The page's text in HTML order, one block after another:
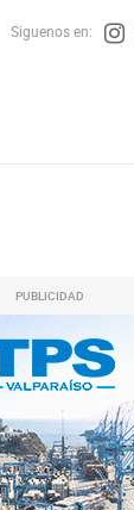
Siguenos en:
PUBLICIDAD